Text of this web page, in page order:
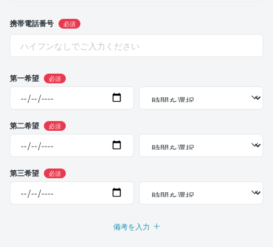
携帯電話番号 必須
第一希望 必須
第二希望 必須
第三希望 必須
備考を入力